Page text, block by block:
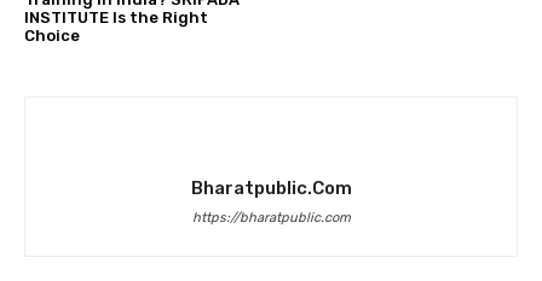
INSTITUTE Is the Right
Choice
Bharatpublic.com
https://bharatpublic.com